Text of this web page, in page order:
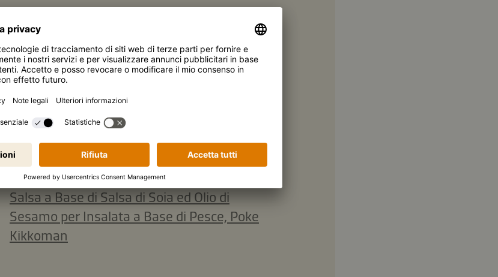
di maionese
di succo di lime
di erba cipollina tritata finemente
di coriandolo, tritato finemente
di sesamo nero
Salsa a Base di Salsa di Soia ed Olio di
Sesamo per Insalata a Base di Pesce, Poke
Kikkoman